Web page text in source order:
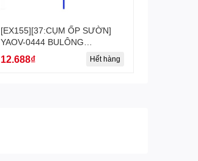
[EX155][37:CỤM ỐP SƯỜN]
YAOV-0444 BULÔNG
EX155(2022)-[Yamaha] (26)(39)
12.688₫ Hết hàng